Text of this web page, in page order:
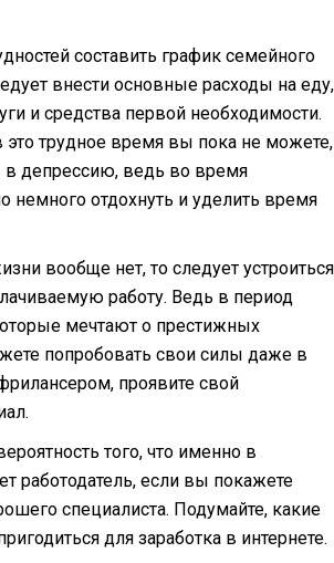
составить график семейного
внести основные расходы на еду,
и средства первой необходимости.
это трудное время вы пока не можете,
в депрессию, ведь во время
немного отдохнуть и уделить время
вообще нет, то следует устроиться
работу. Ведь в период
мечтают о престижных
попробовать свои силы даже в
проявите свой
того, что именно в
работодатель, если вы покажете
специалиста. Подумайте, какие
для заработка в интернете.